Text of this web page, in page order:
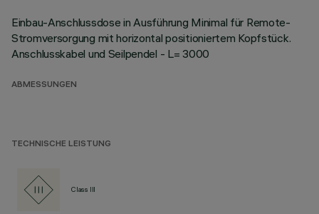
Einbau-Anschlussdose in Ausführung Minimal für Remote-
Stromversorgung mit horizontal positioniertem Kopfstück.
Anschlusskabel und Seilpendel - L= 3000
ABMESSUNGEN
TECHNISCHE LEISTUNG
Class III